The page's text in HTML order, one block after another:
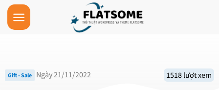
Skip
content
Gift - Sale Ngày 21/11/2022 1518 lượt xem